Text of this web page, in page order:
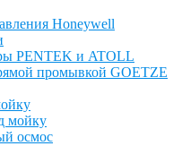
Honeywell
PENTEK и ATOLL
промывкой GOETZE
мойку
осмос